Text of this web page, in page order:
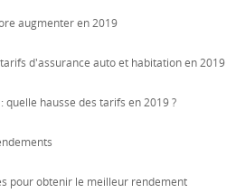
augmenter en 2019
d'assurance auto et habitation en 2019
hausse des tarifs en 2019 ?
pour obtenir le meilleur rendement